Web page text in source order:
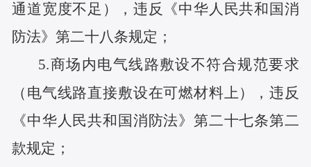
通道宽度不足），违反《中华人民共和国消
防法》第二十八条规定；
5.商场内电气线路敷设不符合规范要求
（电气线路直接敷设在可燃材料上），违反
《中华人民共和国消防法》第二十七条第二
款规定；